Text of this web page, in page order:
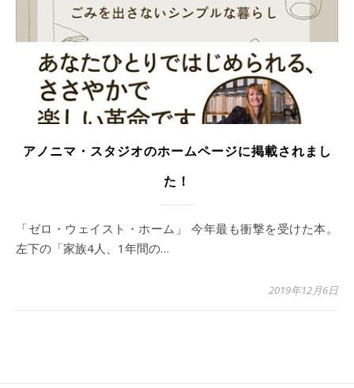
アノニマ・スタジオのホームページに掲載されまし
た！
「ゼロ・ウェイスト・ホーム」 今年最も衝撃を受けた本。
左下の「家族4人、1年間の…
2019年12月6日